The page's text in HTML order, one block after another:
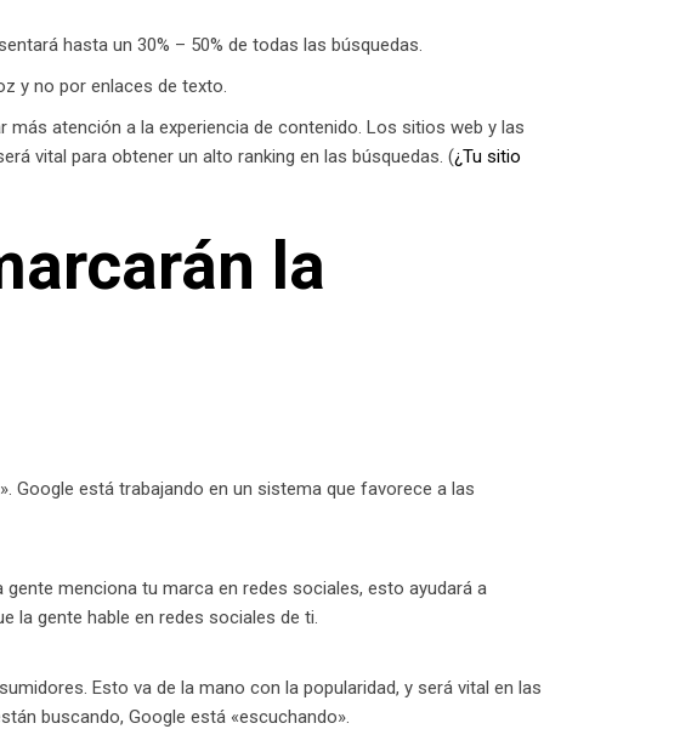
hasta un 30% – 50% de todas las búsquedas.
y no por enlaces de texto.
atención a la experiencia de contenido. Los sitios web y las
vital para obtener un alto ranking en las búsquedas. (¿Tu sitio
la
Google está trabajando en un sistema que favorece a las
menciona tu marca en redes sociales, esto ayudará a
la gente hable en redes sociales de ti.
Esto va de la mano con la popularidad, y será vital en las
buscando, Google está «escuchando».